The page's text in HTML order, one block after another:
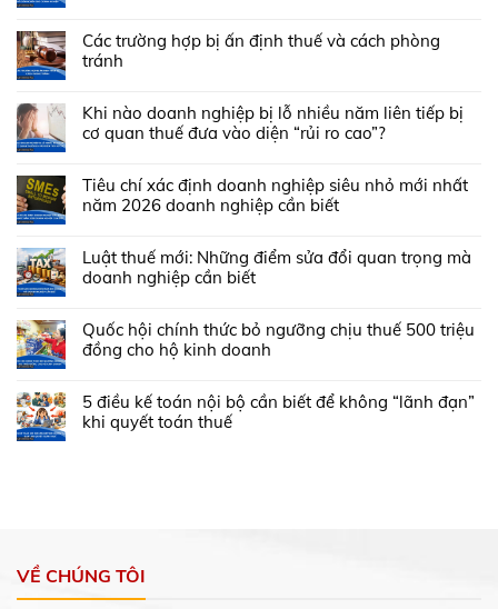
Các trường hợp bị ấn định thuế và cách phòng
tránh
Khi nào doanh nghiệp bị lỗ nhiều năm liên tiếp bị
cơ quan thuế đưa vào diện “rủi ro cao”?
Tiêu chí xác định doanh nghiệp siêu nhỏ mới nhất
năm 2026 doanh nghiệp cần biết
Luật thuế mới: Những điểm sửa đổi quan trọng mà
doanh nghiệp cần biết
Quốc hội chính thức bỏ ngưỡng chịu thuế 500 triệu
đồng cho hộ kinh doanh
5 điều kế toán nội bộ cần biết để không “lãnh đạn”
khi quyết toán thuế
VỀ CHÚNG TÔI